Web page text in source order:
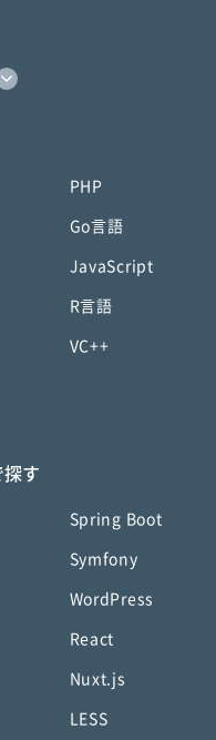
PHP
Go言語
JavaScript
R言語
VC++
探す
Spring Boot
Symfony
WordPress
React
Nuxt.js
LESS